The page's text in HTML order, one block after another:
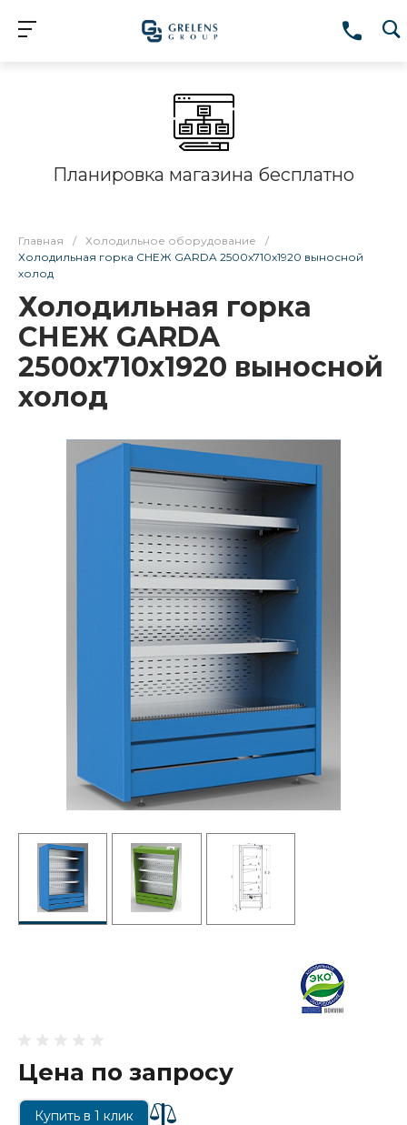
Планировка магазина бесплатно
Главная / Холодильное оборудование
/
Холодильная горка СНЕЖ GARDA 2500x710x1920 выносной
холод
Холодильная горка
СНЕЖ GARDA
2500x710x1920 выносной
холод
Цена по запросу
Купить в 1 клик